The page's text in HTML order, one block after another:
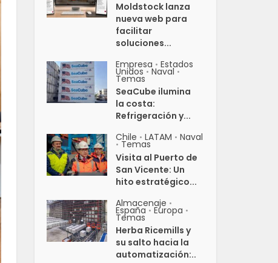
Moldstock lanza
nueva web para
facilitar
soluciones...
Empresa • Estados
Unidos • Naval •
Temas
SeaCube ilumina
la costa:
Refrigeración y...
Chile • LATAM • Naval
• Temas
Visita al Puerto de
San Vicente: Un
hito estratégico...
Almacenaje •
España • Europa •
Temas
Herba Ricemills y
su salto hacia la
automatización:..